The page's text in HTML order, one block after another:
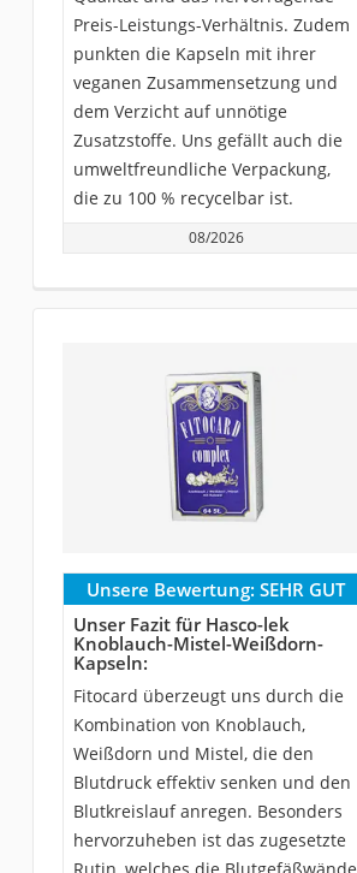
Preis-Leistungs-Verhältnis. Zudem
punkten die Kapseln mit ihrer
veganen Zusammensetzung und
dem Verzicht auf unnötige
Zusatzstoffe. Uns gefällt auch die
umweltfreundliche Verpackung,
die zu 100 % recycelbar ist.
08/2026
Unsere Bewertung: SEHR GUT
Unser Fazit für Hasco-lek
Knoblauch-Mistel-Weißdorn-
Kapseln:
Fitocard überzeugt uns durch die
Kombination von Knoblauch,
Weißdorn und Mistel, die den
Blutdruck effektiv senken und den
Blutkreislauf anregen. Besonders
hervorzuheben ist das zugesetzte
Rutin, welches die Blutgefäßwände